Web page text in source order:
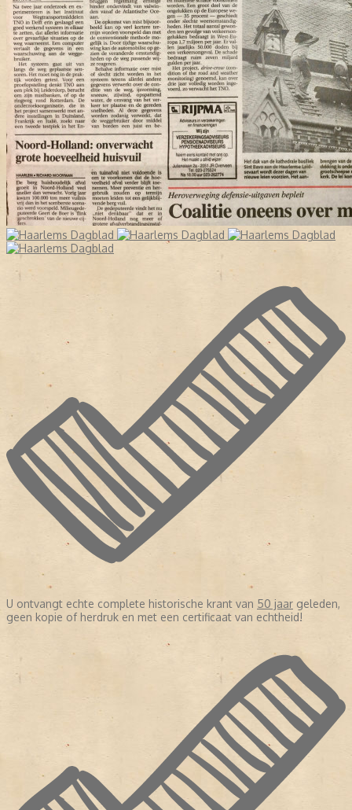
U ontvangt echte complete historische krant van 50 jaar geleden,
geen kopie of herdruk en met een certificaat van echtheid!